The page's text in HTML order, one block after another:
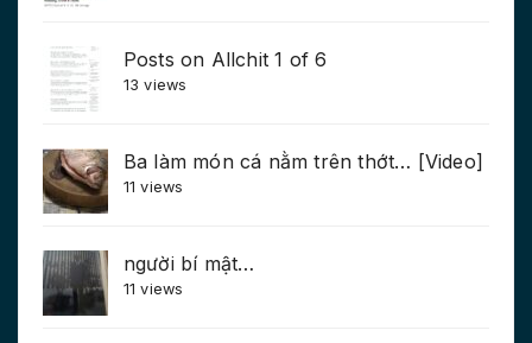
Posts on Allchit 1 of 6
13 views
Ba làm món cá nằm trên thớt… [Video]
11 views
người bí mật…
11 views